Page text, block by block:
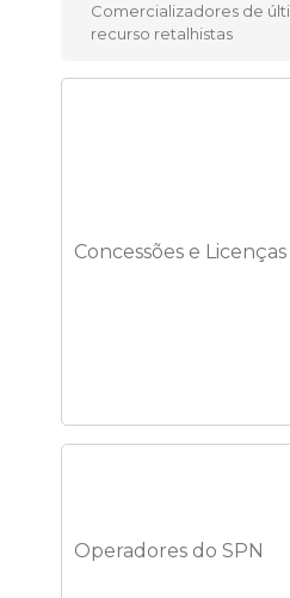
Comercializadores de
recurso retalhistas
Concessões e Licenças
Operadores do SPN